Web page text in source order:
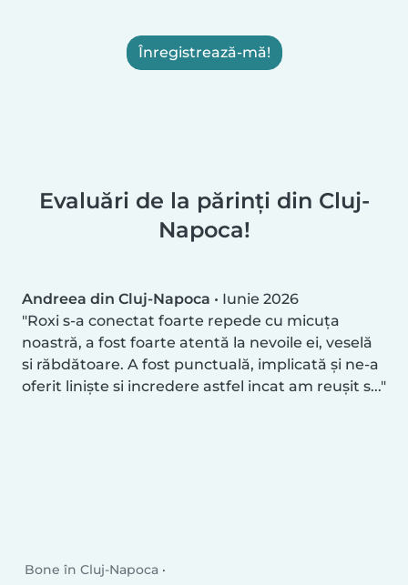
Înregistrează-mă!
Evaluări de la părinți din Cluj-
Napoca!
Andreea din Cluj-Napoca • Iunie 2026
Roxi s-a conectat foarte repede cu micuța
noastră, a fost foarte atentă la nevoile ei, veselă
si răbdătoare. A fost punctuală, implicată și ne-a
oferit liniște si incredere astfel incat am reușit s...
Bone în Cluj-Napoca